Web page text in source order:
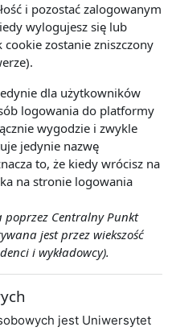
i pozostać zalogowanym
wylogujesz się lub
zostanie zniszczony
dla użytkowników
logowania do platformy
wygodzie i zwykle
jedynie nazwę
to, że kiedy wrócisz na
na stronie logowania
poprzez Centralny Punkt
jest przez wiekszość
i wykładowcy).
jest Uniwersytet